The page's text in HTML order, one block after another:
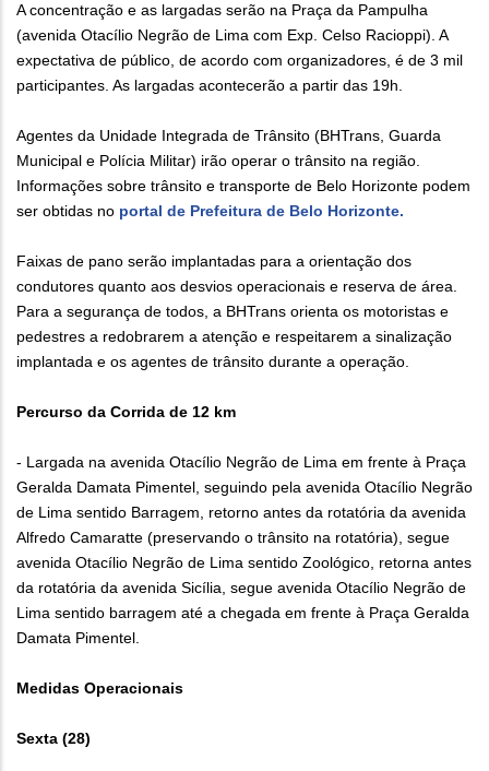
A concentração e as largadas serão na Praça da Pampulha
(avenida Otacílio Negrão de Lima com Exp. Celso Racioppi). A
expectativa de público, de acordo com organizadores, é de 3 mil
participantes. As largadas acontecerão a partir das 19h.
Agentes da Unidade Integrada de Trânsito (BHTrans, Guarda
Municipal e Polícia Militar) irão operar o trânsito na região.
Informações sobre trânsito e transporte de Belo Horizonte podem
ser obtidas no portal de Prefeitura de Belo Horizonte.
Faixas de pano serão implantadas para a orientação dos
condutores quanto aos desvios operacionais e reserva de área.
Para a segurança de todos, a BHTrans orienta os motoristas e
pedestres a redobrarem a atenção e respeitarem a sinalização
implantada e os agentes de trânsito durante a operação.
Percurso da Corrida de 12 km
- Largada na avenida Otacílio Negrão de Lima em frente à Praça
Geralda Damata Pimentel, seguindo pela avenida Otacílio Negrão
de Lima sentido Barragem, retorno antes da rotatória da avenida
Alfredo Camaratte (preservando o trânsito na rotatória), segue
avenida Otacílio Negrão de Lima sentido Zoológico, retorna antes
da rotatória da avenida Sicília, segue avenida Otacílio Negrão de
Lima sentido barragem até a chegada em frente à Praça Geralda
Damata Pimentel.
Medidas Operacionais
Sexta (28)